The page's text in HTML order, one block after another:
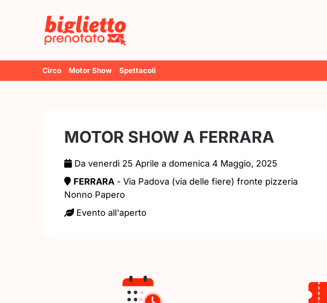
Circo Motor Show Spettacoli
MOTOR SHOW A FERRARA
Da venerdì 25 Aprile a domenica 4 Maggio, 2025
FERRARA - Via Padova (via delle fiere) fronte pizzeria
Nonno Papero
Evento all'aperto